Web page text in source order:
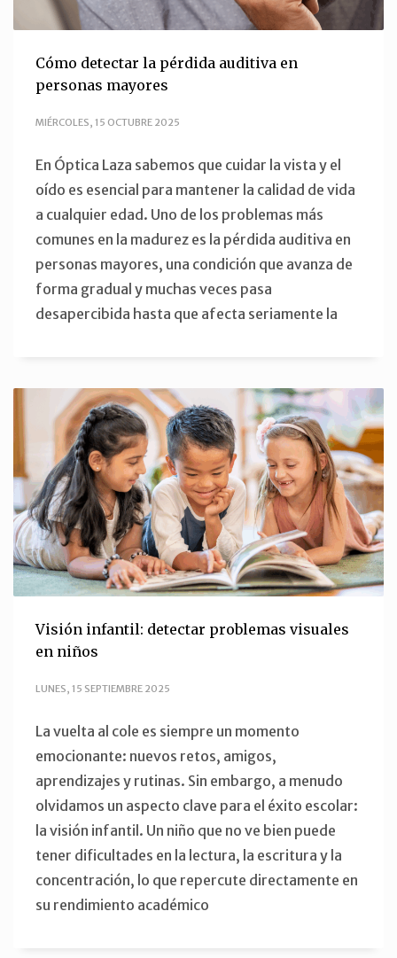
Cómo detectar la pérdida auditiva en
personas mayores
MIÉRCOLES, 15 OCTUBRE 2025
En Óptica Laza sabemos que cuidar la vista y el
oído es esencial para mantener la calidad de vida
a cualquier edad. Uno de los problemas más
comunes en la madurez es la pérdida auditiva en
personas mayores, una condición que avanza de
forma gradual y muchas veces pasa
desapercibida hasta que afecta seriamente la
Visión infantil: detectar problemas visuales
en niños
LUNES, 15 SEPTIEMBRE 2025
La vuelta al cole es siempre un momento
emocionante: nuevos retos, amigos,
aprendizajes y rutinas. Sin embargo, a menudo
olvidamos un aspecto clave para el éxito escolar:
la visión infantil. Un niño que no ve bien puede
tener dificultades en la lectura, la escritura y la
concentración, lo que repercute directamente en
su rendimiento académico